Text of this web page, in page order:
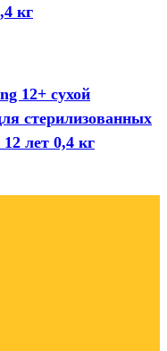
кг
12+ сухой
стерилизованных
лет 0,4 кг